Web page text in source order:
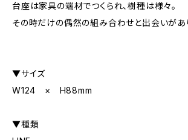
台座は家具の端材でつくられ、樹種は様々。
その時だけの偶然の組み合わせと出会いがあ
▼サイズ
W124 × H88mm
▼種類